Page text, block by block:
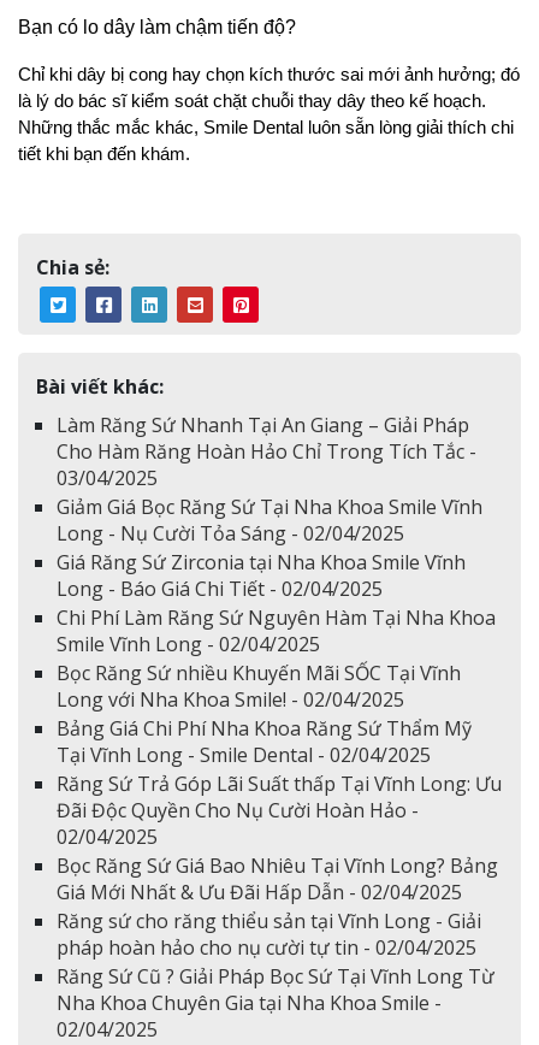
Bạn có lo dây làm chậm tiến độ?
Chỉ khi dây bị cong hay chọn kích thước sai mới ảnh hưởng; đó
là lý do bác sĩ kiểm soát chặt chuỗi thay dây theo kế hoạch.
Những thắc mắc khác, Smile Dental luôn sẵn lòng giải thích chi
tiết khi bạn đến khám.
Chia sẻ:
Bài viết khác:
Làm Răng Sứ Nhanh Tại An Giang – Giải Pháp
Cho Hàm Răng Hoàn Hảo Chỉ Trong Tích Tắc -
03/04/2025
Giảm Giá Bọc Răng Sứ Tại Nha Khoa Smile Vĩnh
Long - Nụ Cười Tỏa Sáng - 02/04/2025
Giá Răng Sứ Zirconia tại Nha Khoa Smile Vĩnh
Long - Báo Giá Chi Tiết - 02/04/2025
Chi Phí Làm Răng Sứ Nguyên Hàm Tại Nha Khoa
Smile Vĩnh Long - 02/04/2025
Bọc Răng Sứ nhiều Khuyến Mãi SỐC Tại Vĩnh
Long với Nha Khoa Smile! - 02/04/2025
Bảng Giá Chi Phí Nha Khoa Răng Sứ Thẩm Mỹ
Tại Vĩnh Long - Smile Dental - 02/04/2025
Răng Sứ Trả Góp Lãi Suất thấp Tại Vĩnh Long: Ưu
Đãi Độc Quyền Cho Nụ Cười Hoàn Hảo -
02/04/2025
Bọc Răng Sứ Giá Bao Nhiêu Tại Vĩnh Long? Bảng
Giá Mới Nhất & Ưu Đãi Hấp Dẫn - 02/04/2025
Răng sứ cho răng thiểu sản tại Vĩnh Long - Giải
pháp hoàn hảo cho nụ cười tự tin - 02/04/2025
Răng Sứ Cũ ? Giải Pháp Bọc Sứ Tại Vĩnh Long Từ
Nha Khoa Chuyên Gia tại Nha Khoa Smile -
02/04/2025